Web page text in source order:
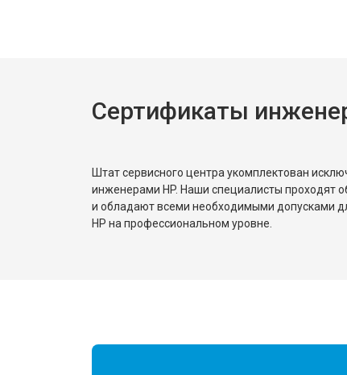
Сертификаты
Штат сервисного центра укомплектован
инженерами HP. Наши специалисты проходят
и обладают всеми необходимыми допусками
HP на профессиональном уровне.